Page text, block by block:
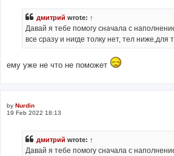
дмитрий wrote: ↑
Давай я тебе помогу сначала с
все сразу и нигде толку нет, тел ниже,для
ему уже не что не поможет
by Nurdin
19 Feb 2022 18:13
дмитрий wrote: ↑
Давай я тебе помогу сначала с